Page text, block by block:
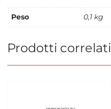
Peso 0,1 kg
Prodotti correlati